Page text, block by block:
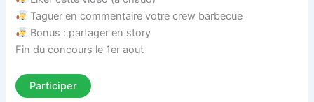
Taguer en commentaire votre crew barbecue
Bonus : partager en story
Fin du concours le 1er aout
Participer